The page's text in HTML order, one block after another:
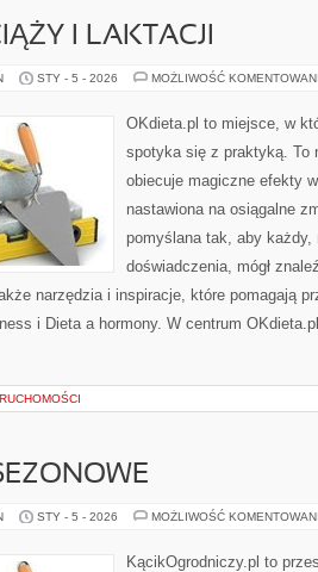
I LAKTACJI
STY - 5 - 2026 MOŻLIWOŚĆ
OKdieta.pl to miejsce, w
spotyka się z praktyką. To
obiecuje magiczne efekty
nastawiona na osiągalne
pomyślana tak, aby każdy,
doświadczenia, mógł
narzędzia i inspiracje, które pomagają
i Dieta a hormony. W centrum
STY - 5 - 2026 MOŻLIWOŚĆ
KącikOgrodniczy.pl to